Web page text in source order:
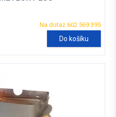
Na dotaz 602 569 395
Do košíku